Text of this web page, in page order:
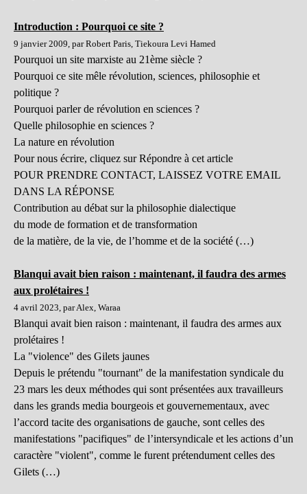
Introduction : Pourquoi ce site ?
9 janvier 2009, par Robert Paris, Tiekoura Levi Hamed
Pourquoi un site marxiste au 21ème siècle ?
Pourquoi ce site mêle révolution, sciences, philosophie et
politique ?
Pourquoi parler de révolution en sciences ?
Quelle philosophie en sciences ?
La nature en révolution
Pour nous écrire, cliquez sur Répondre à cet article
POUR PRENDRE CONTACT, LAISSEZ VOTRE EMAIL
DANS LA RÉPONSE
Contribution au débat sur la philosophie dialectique
du mode de formation et de transformation
de la matière, de la vie, de l’homme et de la société (…)
Blanqui avait bien raison : maintenant, il faudra des armes
aux prolétaires !
4 avril 2023, par Alex, Waraa
Blanqui avait bien raison : maintenant, il faudra des armes aux
prolétaires !
La "violence" des Gilets jaunes
Depuis le prétendu "tournant" de la manifestation syndicale du
23 mars les deux méthodes qui sont présentées aux travailleurs
dans les grands media bourgeois et gouvernementaux, avec
l’accord tacite des organisations de gauche, sont celles des
manifestations "pacifiques" de l’intersyndicale et les actions d’un
caractère "violent", comme le furent prétendument celles des
Gilets (…)